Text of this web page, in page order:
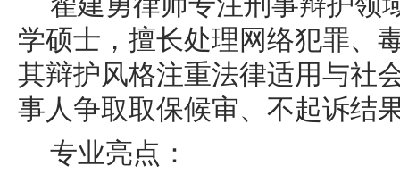
学硕士，擅长处理网络犯罪、
其辩护风格注重法律适用与社
事人争取取保候审、不起诉结
专业亮点：